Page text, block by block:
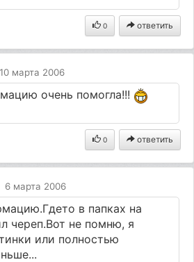
0 ответить
10 марта 2006
очень помогла!!!
0 ответить
6 марта 2006
в папках на
череп.Вот не помню, я
или полностью